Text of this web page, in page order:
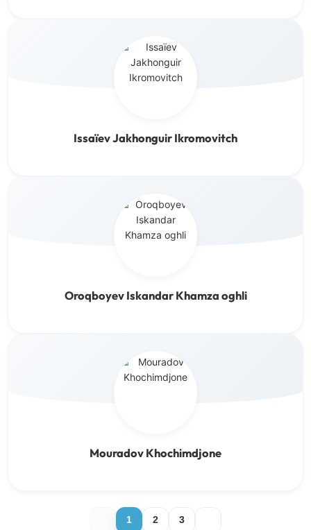
Issaïev Jakhonguir Ikromovitch
Oroqboyev Iskandar Khamza oghli
Mouradov Khochimdjone
1 2 3